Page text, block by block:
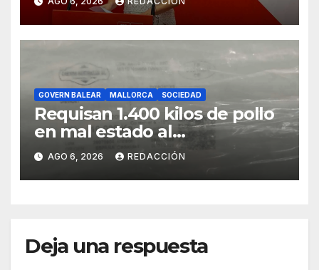
GOVERN BALEAR MALLORCA SOCIEDAD
Requisan 1.400 kilos de pollo
en mal estado al
transportarse sin refrigerar
AGO 6, 2026 REDACCIÓN
Deja una respuesta